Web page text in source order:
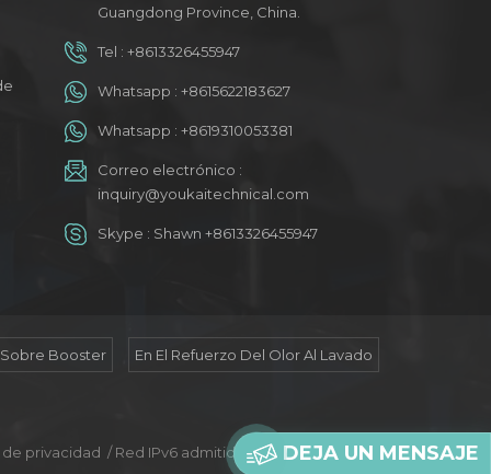
Guangdong Province, China.
Tel : +8613326455947
Whatsapp : +8615622183627
Whatsapp : +8619310053381
Correo electrónico :
inquiry@youkaitechnical.com
Skype : Shawn +8613326455947
Booster En El Refuerzo Del Olor Al Lavado
privacidad /Red IPv6 admitida DEJA UN MENSAJE